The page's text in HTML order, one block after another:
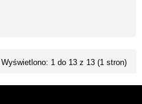
Wyświetlono: 1 do 13 z 13 (1 stron)